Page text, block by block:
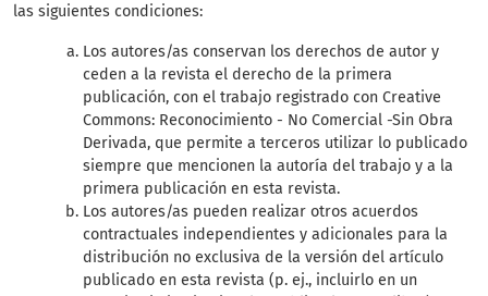
las siguientes condiciones:
Los autores/as conservan los derechos de autor y
ceden a la revista el derecho de la primera
publicación, con el trabajo registrado con Creative
Commons: Reconocimiento - No Comercial -Sin Obra
Derivada, que permite a terceros utilizar lo publicado
siempre que mencionen la autoría del trabajo y a la
primera publicación en esta revista.
Los autores/as pueden realizar otros acuerdos
contractuales independientes y adicionales para la
distribución no exclusiva de la versión del artículo
publicado en esta revista (p. ej., incluirlo en un